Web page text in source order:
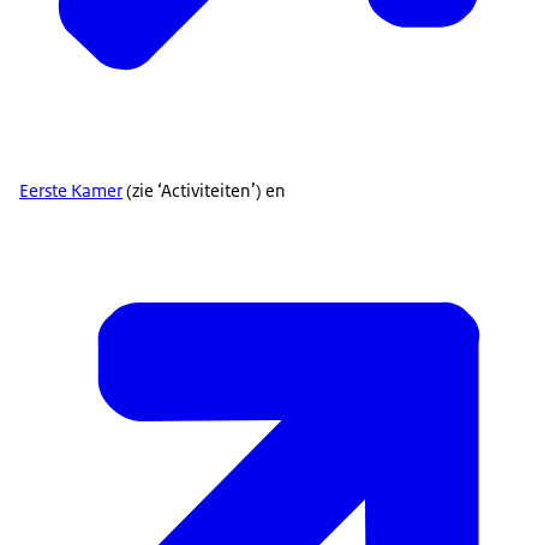
Eerste Kamer(zie ‘Activiteiten’) en